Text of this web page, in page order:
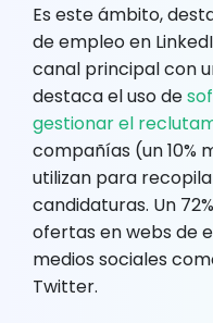
Es este ámbito,
de empleo en
canal principal con
destaca el uso de
gestionar el
compañías (un 10%
utilizan para
candidaturas. Un
ofertas en webs de
medios sociales
Twitter.